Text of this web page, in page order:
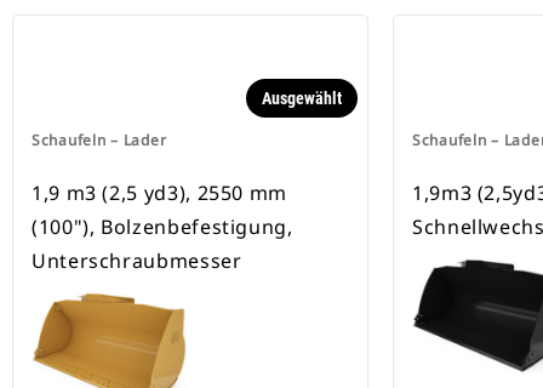
Schaufeln – Lader
Ausgewählt
1,9 m3 (2,5 yd3), 2550 mm
(100"), Bolzenbefestigung,
Unterschraubmesser
Schaufeln –
1,9m3